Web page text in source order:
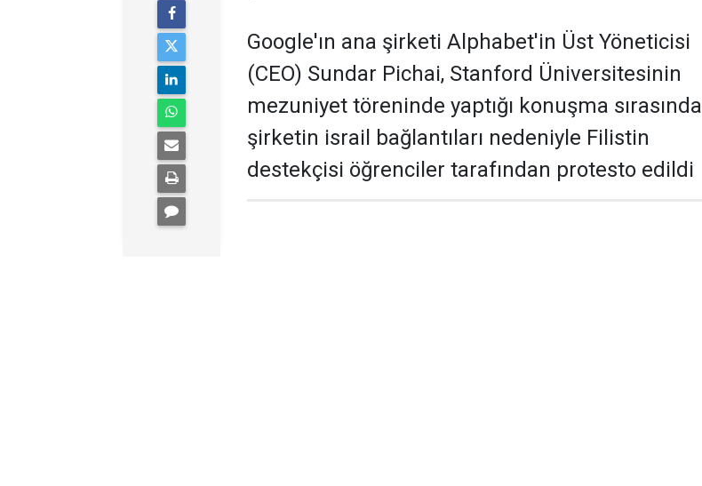
Google'ın ana şirketi Alphabet'in Üst Yöneticisi
(CEO) Sundar Pichai, Stanford Üniversitesinin
mezuniyet töreninde yaptığı konuşma sırasında
şirketin israil bağlantıları nedeniyle Filistin
destekçisi öğrenciler tarafından protesto edildi